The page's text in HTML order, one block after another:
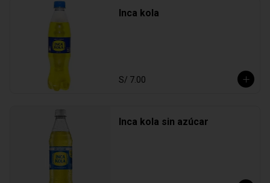
Inca kola
S/ 7.00
Inca kola sin azúcar